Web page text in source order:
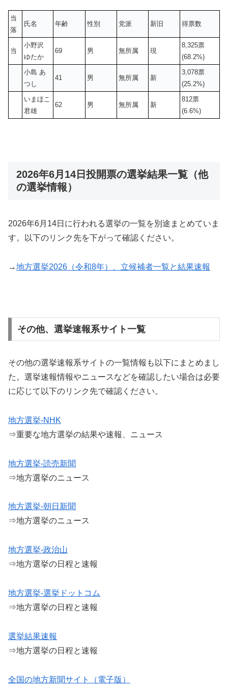
当
落
氏名 年齢 性別 党派 新旧 得票数
当
小野沢
ゆたか
69 男 無所属 現
8,325票
(68.2%)
小島 あ
つし
41 男 無所属 新
3,078票
(25.2%)
いまほこ
君雄
62 男 無所属 新
812票
(6.6%)
2026年6月14日投開票の選挙結果一覧（他
の選挙情報）
2026年6月14日に行われる選挙の一覧を別途まとめていま
す。以下のリンク先を下がって確認ください。
→地方選挙2026（令和8年）、立候補者一覧と結果速報
その他、選挙速報系サイト一覧
その他の選挙速報系サイトの一覧情報も以下にまとめまし
た。選挙速報情報やニュースなどを確認したい場合は必要
に応じて以下のリンク先で確認ください。
地方選挙-NHK
⇒重要な地方選挙の結果や速報、ニュース
地方選挙-読売新聞
⇒地方選挙のニュース
地方選挙-朝日新聞
⇒地方選挙のニュース
地方選挙-政治山
⇒地方選挙の日程と速報
地方選挙-選挙ドットコム
⇒地方選挙の日程と速報
選挙結果速報
⇒地方選挙の日程と速報
全国の地方新聞サイト（電子版）